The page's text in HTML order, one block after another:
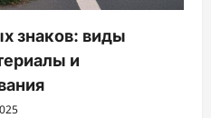
знаков: виды
и